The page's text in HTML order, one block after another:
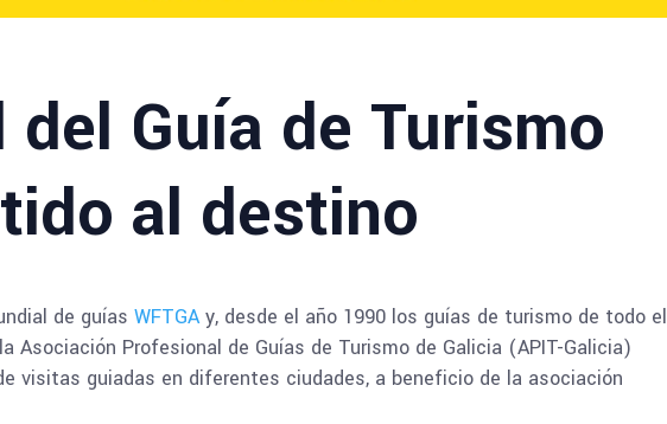
Guía de Turismo
al destino
de guías WFTGAy, desde el año 1990 los guías de turismo de todo el
Asociación Profesional de Guías de Turismo de Galicia (APIT-Galicia)
visitas guiadas en diferentes ciudades, a beneficio de la asociación